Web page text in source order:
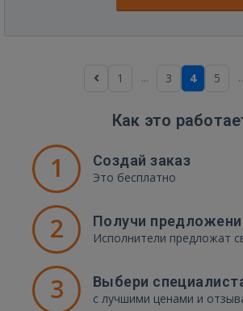
1 ... 3 4 5
Как это
1 Создай заказ
Это бесплатно
2 Получи
Исполнители предложат
3 Выбери
с лучшими ценами и